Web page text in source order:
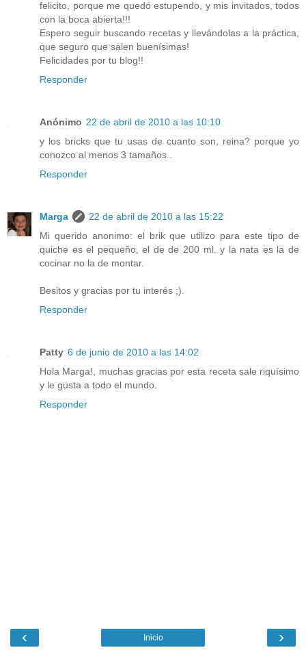
felicito, porque me quedó estupendo, y mis invitados, todos
con la boca abierta!!!
Espero seguir buscando recetas y llevándolas a la práctica,
que seguro que salen buenísimas!
Felicidades por tu blog!!
Responder
Anónimo 22 de abril de 2010 a las 10:10
y los bricks que tu usas de cuanto son, reina? porque yo
conozco al menos 3 tamaños..
Responder
Marga
22 de abril de 2010 a las 15:22
Mi querido anonimo: el brik que utilizo para este tipo de
quiche es el pequeño, el de de 200 ml. y la nata es la de
cocinar no la de montar.
Besitos y gracias por tu interés ;).
Responder
Patty 6 de junio de 2010 a las 14:02
Hola Marga!, muchas gracias por esta receta sale riquísimo
y le gusta a todo el mundo.
Responder
‹ ›
Inicio